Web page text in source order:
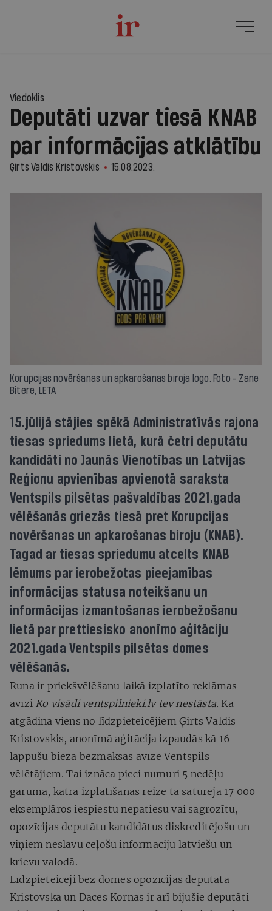
Viedoklis
Deputāti uzvar tiesā KNAB
par informācijas atklātību
Ģirts Valdis Kristovskis 15.08.2023.
Korupcijas novēršanas un apkarošanas biroja logo. Foto - Zane
Bitere, LETA
15.jūlijā stājies spēkā Administratīvās rajona
tiesas spriedums lietā, kurā četri deputātu
kandidāti no Jaunās Vienotības un Latvijas
Reģionu apvienības apvienotā saraksta
Ventspils pilsētas pašvaldības 2021.gada
vēlēšanās griezās tiesā pret Korupcijas
novēršanas un apkarošanas biroju (KNAB).
Tagad ar tiesas spriedumu atcelts KNAB
lēmums par ierobežotas pieejamības
informācijas statusa noteikšanu un
informācijas izmantošanas ierobežošanu
lietā par prettiesisko anonīmo aģitāciju
2021.gada Ventspils pilsētas domes
vēlēšanās.
Runa ir priekšvēlēšanu laikā izplatīto reklāmas
avīzi Ko visādi ventspilnieki.lv tev nestāsta. Kā
atgādina viens no līdzpieteicējiem Ģirts Valdis
Kristovskis, anonīmā aģitācija izpaudās kā 16
lappušu bieza bezmaksas avīze Ventspils
vēlētājiem. Tai iznāca pieci numuri 5 nedēļu
garumā, katrā izplatīšanas reizē tā saturēja 17 000
eksemplāros iespiestu nepatiesu vai sagrozītu,
opozīcijas deputātu kandidātus diskreditējošu un
viņiem neslavu ceļošu informāciju latviešu un
krievu valodā.
Līdzpieteicēji bez domes opozīcijas deputāta
Kristovska un Daces Kornas ir arī bijušie deputāti